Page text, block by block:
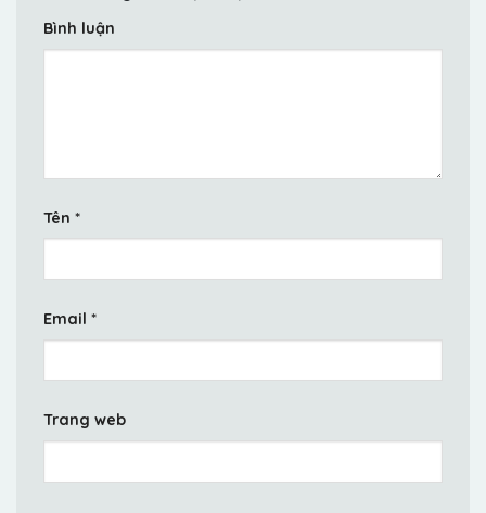
Bình luận
Tên *
Email *
Trang web